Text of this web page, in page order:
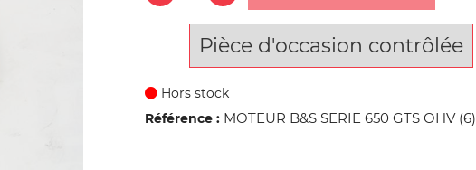
Pièce d'occasion contrôlée
Hors stock
Référence : MOTEUR B&S SERIE 650 GTS OHV (6)